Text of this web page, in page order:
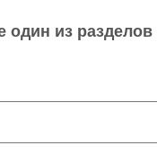
один из разделов